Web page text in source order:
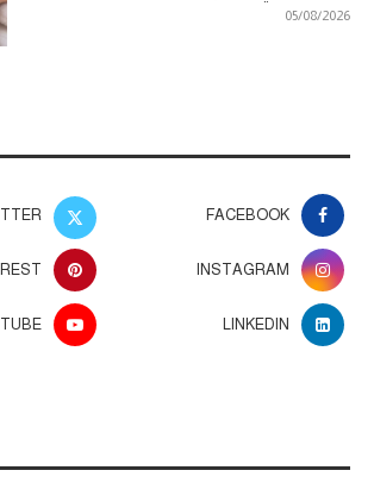
05/08/2026
FACEBOOK
INSTAGRAM
LINKEDIN